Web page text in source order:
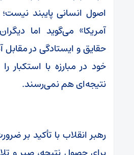
اصول انسانی پایبند نیست؛
آمریکا» می‌گوید اما
حقایق و ایستادگی در مقابل
خود در مبارزه با استکبار را
نتیجه‌ای هم نمی‌رسند.
رهبر انقلاب با تأکید بر